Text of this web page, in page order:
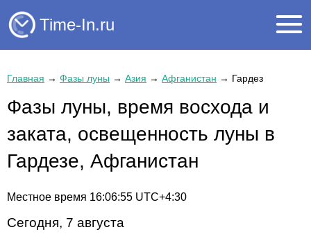
Time-In.ru
Главная → Фазы луны → Азия → Афганистан → Гардез
Фазы луны, время восхода и
заката, освещенность луны в
Гардезе, Афганистан
Местное время 16:06:56 UTC+4:30
Сегодня, 7 августа